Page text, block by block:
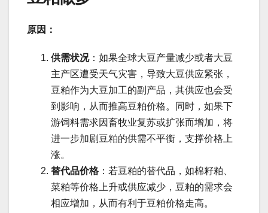
原因：
供需状况：如果全球大豆产量减少或者大豆
主产区遭受天气灾害，导致大豆供应紧张，
豆粕作为大豆加工的副产品，其供应也会受
到影响，从而推高豆粕价格。同时，如果下
游饲料需求因畜牧业复苏或扩张而增加，将
进一步加剧豆粕的供需不平衡，支撑价格上
涨。
替代品价格 ：若豆粕的替代品，如棉籽粕、
菜粕等价格上升或供应减少，豆粕的需求会
相应增加，从而有利于豆粕价格走高。